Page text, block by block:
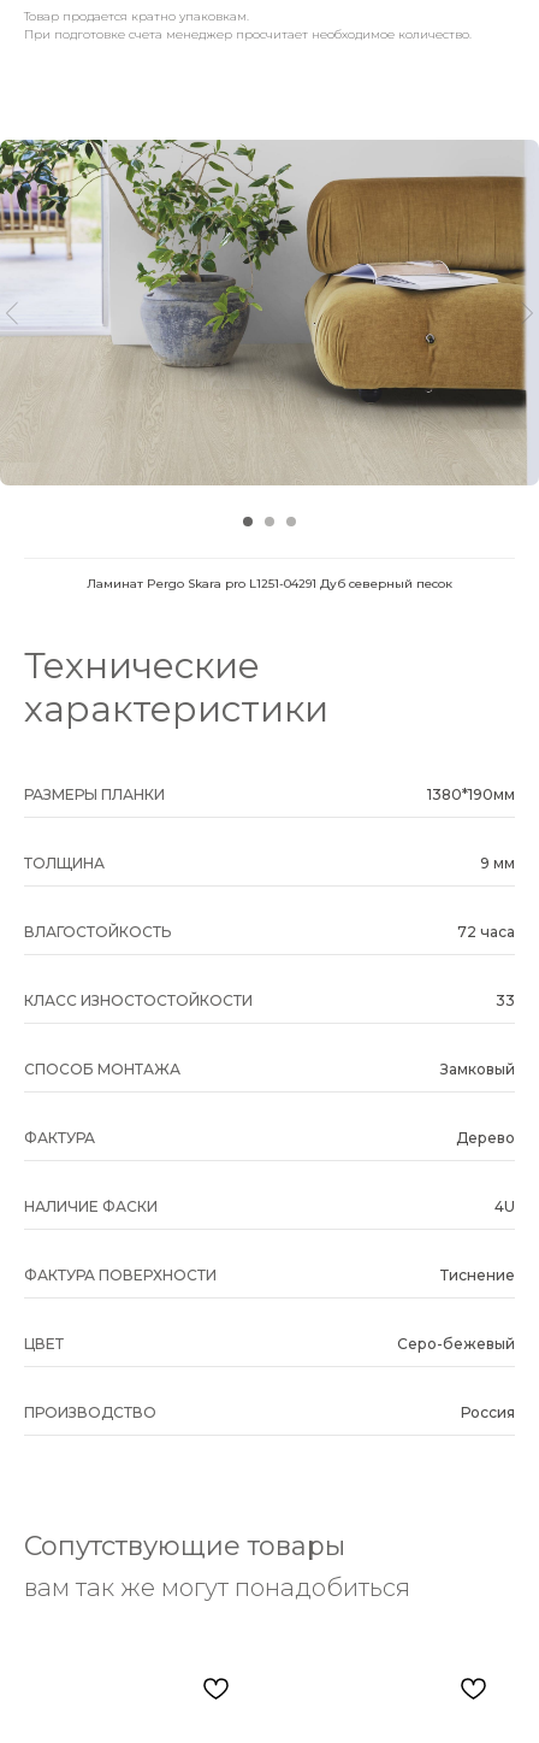
Товар продается кратно упаковкам.
При подготовке счета менеджер просчитает необходимое количество.
Ламинат Pergo Skara pro L1251-04291 Дуб северный песок
Технические
характеристики
РАЗМЕРЫ ПЛАНКИ 1380*190мм
ТОЛЩИНА 9 мм
ВЛАГОСТОЙКОСТЬ 72 часа
КЛАСС ИЗНОСТОСТОЙКОСТИ 33
СПОСОБ МОНТАЖА Замковый
ФАКТУРА Дерево
НАЛИЧИЕ ФАСКИ 4U
ФАКТУРА ПОВЕРХНОСТИ Тиснение
ЦВЕТ Серо-бежевый
ПРОИЗВОДСТВО Россия
Сопутствующие товары
вам так же могут понадобиться